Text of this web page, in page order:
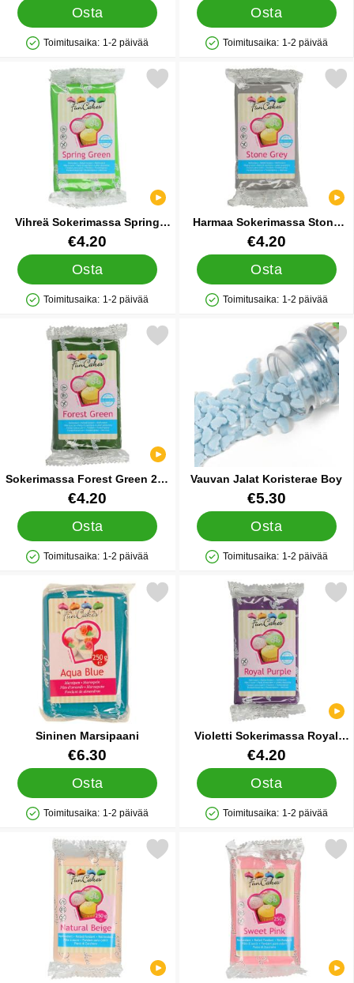
Osta
Saatavuus: Varastossa
Toimitusaika: 1-2 päivää
Osta
Saatavuus: Varastossa
Toimitusaika: 1-2 päivää
Vihreä Sokerimassa Spring
Green
Tuote.nro 10626
€4.20
Osta
Saatavuus: Varastossa
Toimitusaika: 1-2 päivää
Merkitse vihreä Sokerimassa Spring Green suosikiksi
Harmaa Sokerimassa Stone
Grey
Tuote.nro 13055
€4.20
Osta
Saatavuus: Varastossa
Toimitusaika: 1-2 päivää
Merkitse harmaa
Sokerimassa Forest Green 250
g
Tuote.nro 16915
€4.20
Osta
Saatavuus: Varastossa
Toimitusaika: 1-2 päivää
Merkitse sokerimassa Forest Green 250 g suosikiksi
Vauvan Jalat Koristerae Boy
Tuote.nro 12769
€5.30
Osta
Saatavuus: Varastossa
Toimitusaika: 1-2 päivää
Merkitse vauvan Jalat
Sininen Marsipaani
Tuote.nro 12157
€6.30
Osta
Saatavuus: Varastossa
Toimitusaika: 1-2 päivää
Merkitse sininen Marsipaani suosikiksi
Violetti Sokerimassa Royal
Purple
Tuote.nro 13054
€4.20
Osta
Saatavuus: Varastossa
Toimitusaika: 1-2 päivää
Merkitse violetti
Merkitse sokerimassa Natural Beige 250 g suosikiksi
Merkitse vauvanvaaleanpunainen